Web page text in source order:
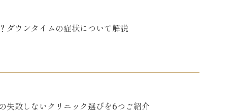
ダウンタイムの症状について解説
失敗しないクリニック選びを6つご紹介